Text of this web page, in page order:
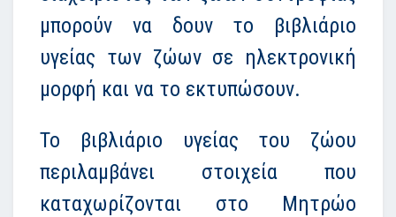
μπορούν να δουν το βιβλιάριο
υγείας των ζώων σε ηλεκτρονική
μορφή και να το εκτυπώσουν.
Το βιβλιάριο υγείας του ζώου
περιλαμβάνει στοιχεία που
καταχωρίζονται στο Μητρώο